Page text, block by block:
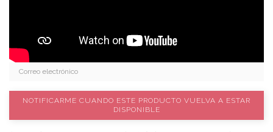
NOTIFICARME CUANDO ESTE PRODUCTO VUELVA A ESTAR
DISPONIBLE